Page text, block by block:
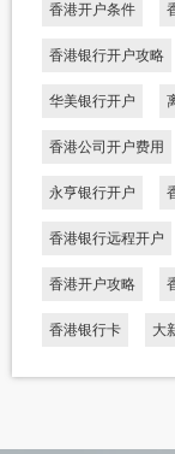
香港开户条件
香港银行开户攻略
华美银行开户
香港公司开户费用
永亨银行开户
香港银行远程开户
香港开户攻略
香港银行卡 大